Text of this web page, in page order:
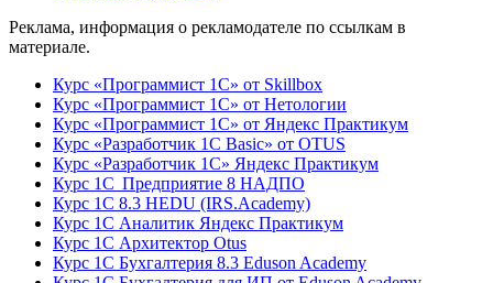
Реклама, информация о рекламодателе по ссылкам в
материале.
Курс «Программист 1С» от Skillbox
Курс «Программист 1С» от Нетологии
Курс «Программист 1С» от Яндекс Практикум
Курс «Разработчик 1С Basic» от OTUS
Курс «Разработчик 1С» Яндекс Практикум
Курс 1С Предприятие 8 НАДПО
Курс 1С 8.3 HEDU (IRS.Academy)
Курс 1С Аналитик Яндекс Практикум
Курс 1С Архитектор Otus
Курс 1С Бухгалтерия 8.3 Eduson Academy